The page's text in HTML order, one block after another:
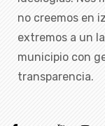
no creemos en
extremos a un
municipio con
transparencia.